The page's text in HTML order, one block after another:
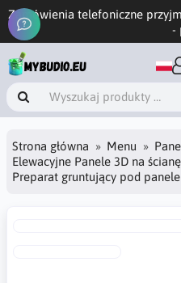
Zamówienia telefoniczne
-
Strona główna Menu
Elewacyjne Panele 3D na
Preparat gruntujący pod